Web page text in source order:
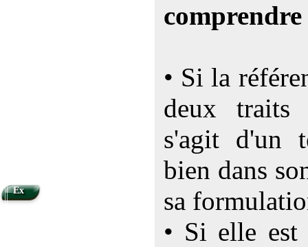
comprendre
• Si la
deux
s'agit d'un
bien dans
sa
• Si elle est
Ex